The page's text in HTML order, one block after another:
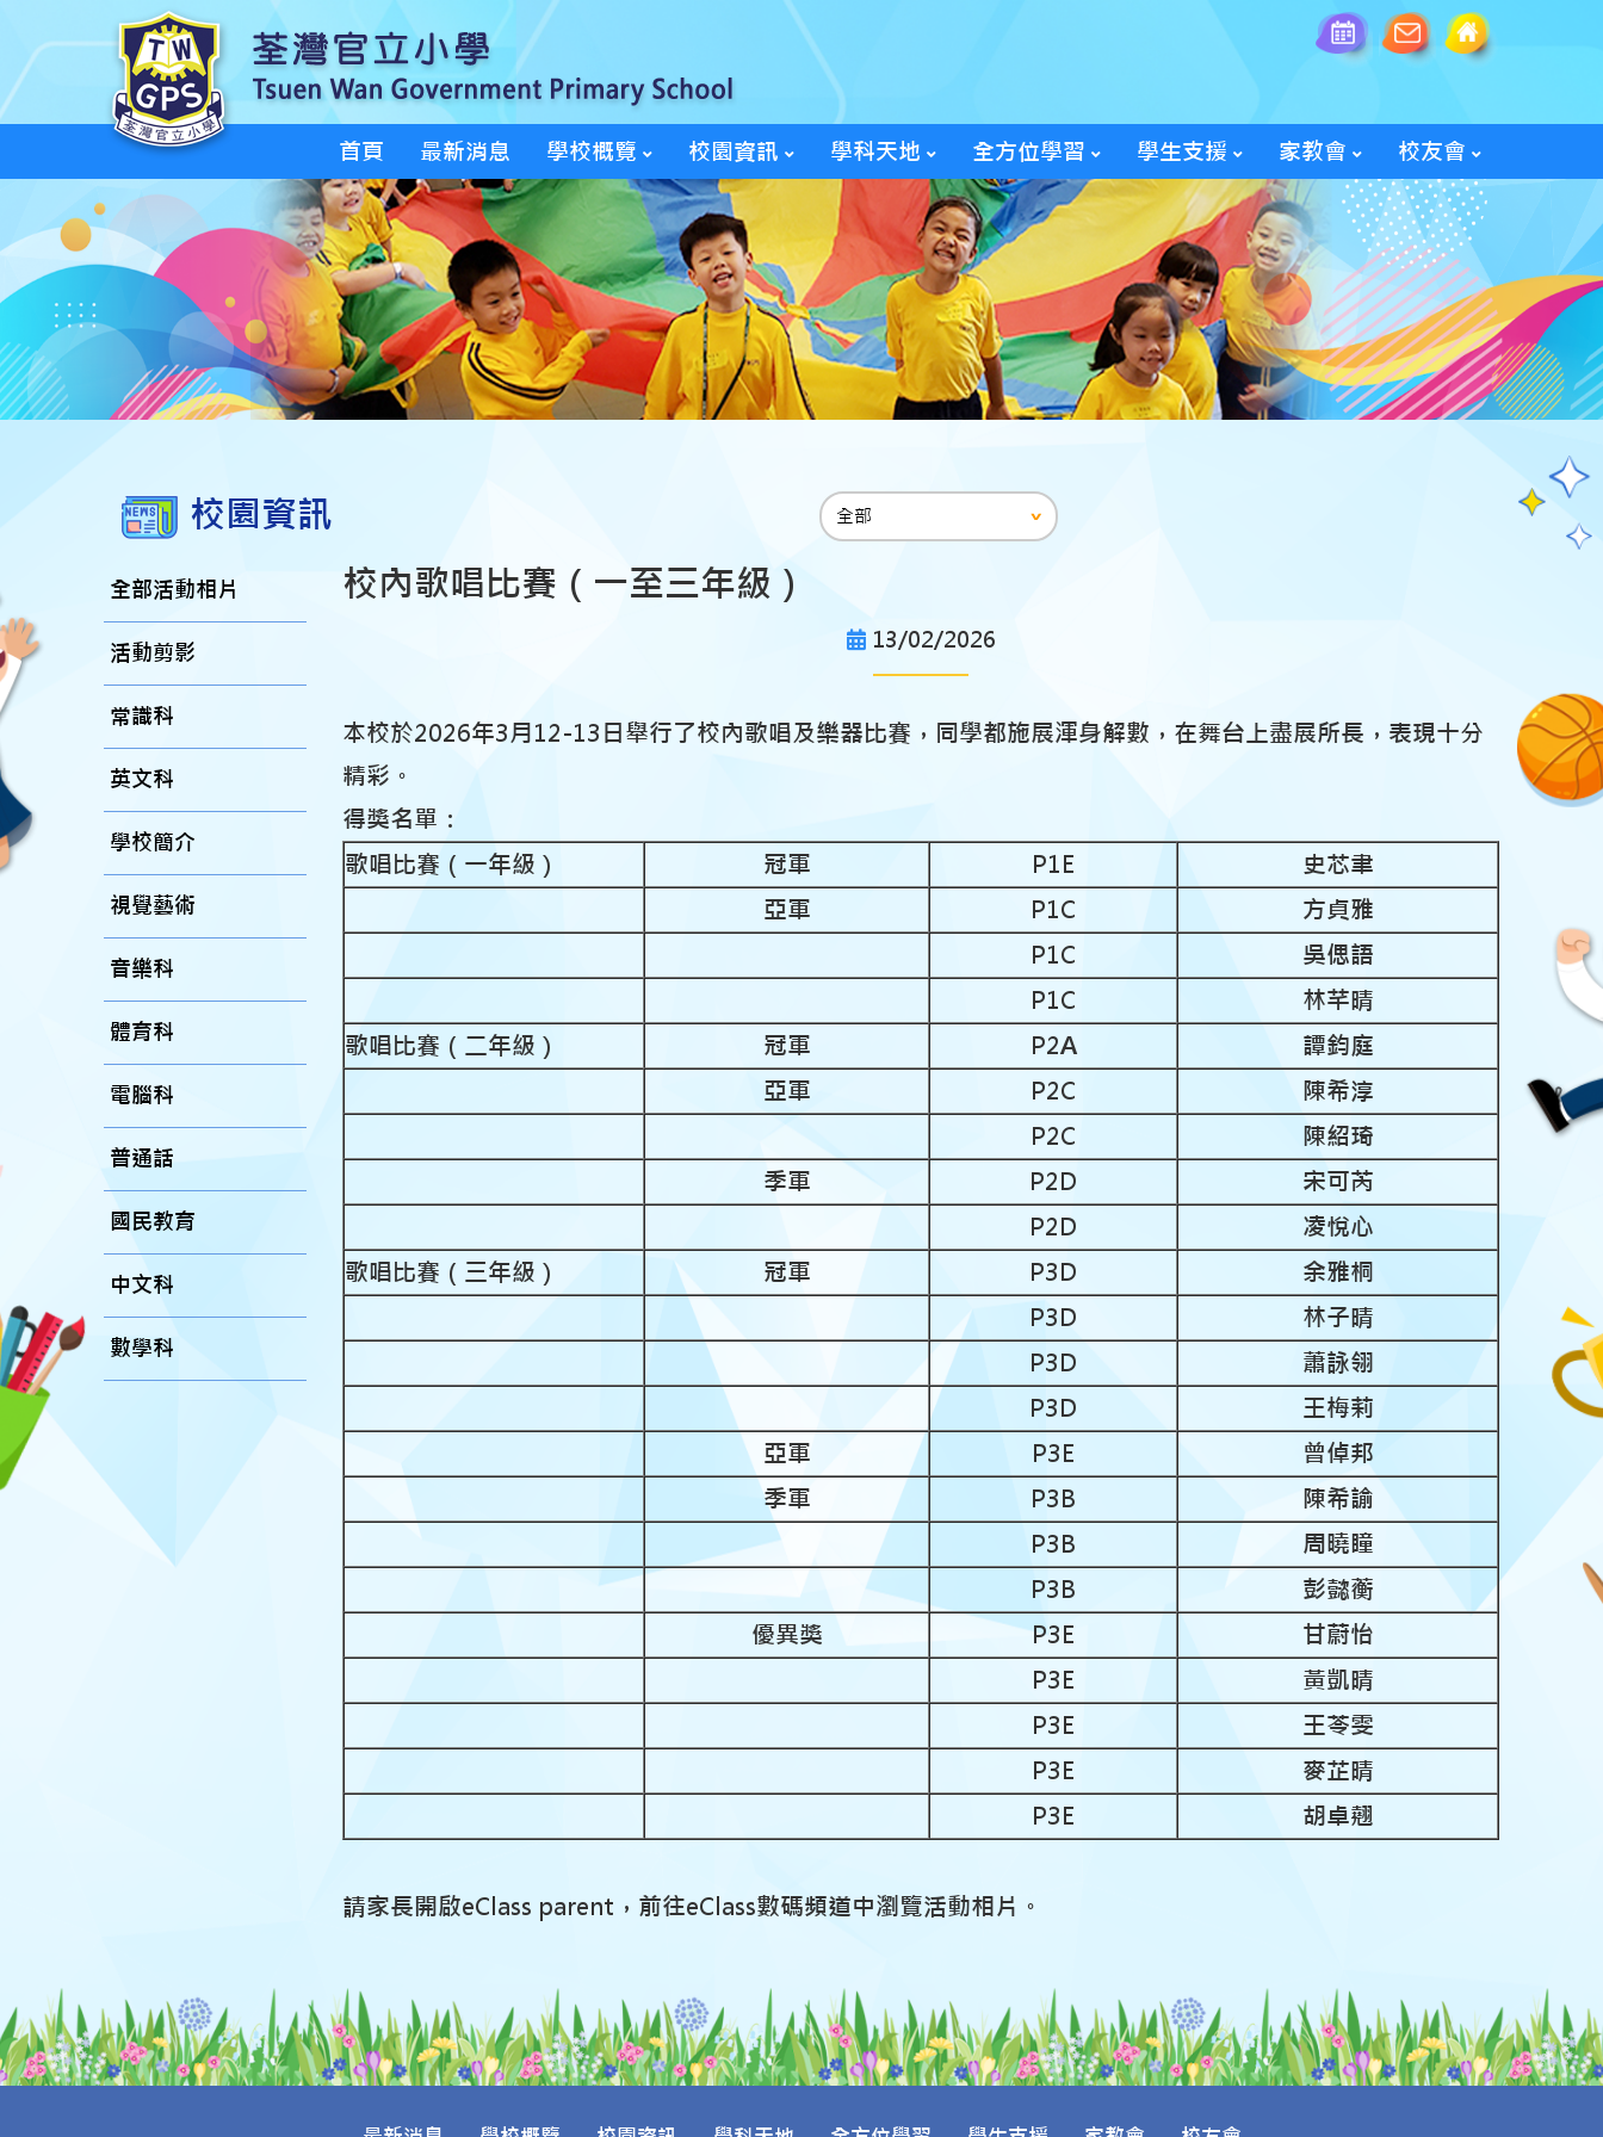
首頁 最新消息 學校概覽 校園資訊 學科天地 全方位學習 學生支援 家教會 校友會
校園資訊
全部活動相片
活動剪影
常識科
英文科
學校簡介
視覺藝術
音樂科
體育科
電腦科
普通話
國民教育
中文科
數學科
校內歌唱比賽（一至三年級）
13/02/2026
本校於2026年3月12-13日舉行了校內歌唱及樂器比賽，同學都施展渾身解數，在舞台上盡展所長，表現十分
精彩。
得獎名單：
歌唱比賽（一年級）
冠軍 P1E
史芯聿
亞軍
P1C
方貞雅
P1C
吳偲語
P1C
林芊晴
歌唱比賽（二年級）
冠軍 P2A
譚鈞庭
亞軍
P2C
陳希淳
P2C
陳紹琦
季軍
P2D
宋可芮
P2D
凌悅心
歌唱比賽（三年級）
冠軍 P3D
余雅桐
P3D
林子晴
P3D
蕭詠翎
P3D
王梅莉
亞軍
P3E
曾倬邦
季軍
P3B
陳希諭
P3B
周曉瞳
P3B
彭懿蘅
優異獎
P3E
甘蔚怡
P3E
黃凱晴
P3E
王苓雯
P3E
麥芷晴
P3E
胡卓翹
請家長開啟eClass parent，前往eClass數碼頻道中瀏覽活動相片。